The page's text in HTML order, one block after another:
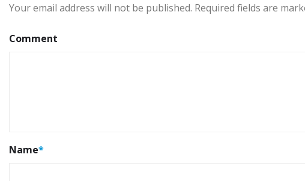
Your email address will not be published. Required fields are
Comment
Name*